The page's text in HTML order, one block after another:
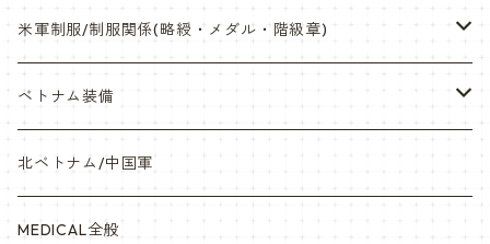
サバゲー装備品・バッテリー
オリジナルパッチ
841マスク・BDUカスタム
赤ちゃん用
陸軍/USARMY
空軍/USAF
海軍/USN
宇宙軍
米軍制服/制服関係(略綬・メダル・階級章)
略綬・リボンバー・メダル等
ピンズ類 階級章(ランク)・資格章等
アメリカ軍制服
ベトナム装備
サムズミリタリ屋さん
セスラー中田商店さん
北ベトナム/中国軍
MEDICAL全般